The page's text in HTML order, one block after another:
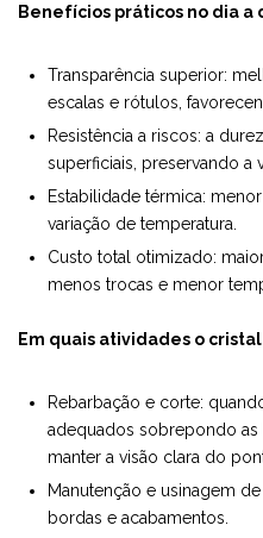
Benefícios práticos no dia a
Transparência superior:
escalas e rótulos,
Resistência a riscos: a
superficiais, preservando a
Estabilidade térmica:
variação de temperatura.
Custo total otimizado:
menos trocas e menor
Em quais atividades o
Rebarbação e corte:
adequados sobrepondo
manter a visão clara do
Manutenção e usinagem
bordas e acabamentos.